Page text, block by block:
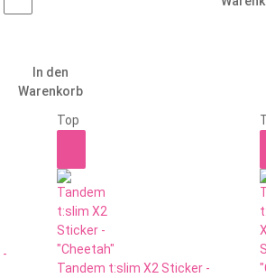
In den
Warenkorb
Top
Tandem t:slim X2 Sticker -